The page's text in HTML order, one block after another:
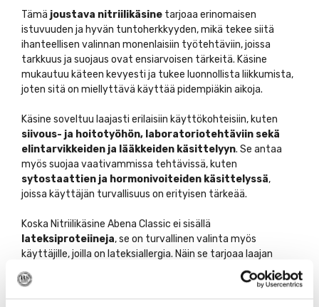
Tämä joustava nitriilikäsine tarjoaa erinomaisen
istuvuuden ja hyvän tuntoherkkyyden, mikä tekee siitä
ihanteellisen valinnan monenlaisiin työtehtäviin, joissa
tarkkuus ja suojaus ovat ensiarvoisen tärkeitä. Käsine
mukautuu käteen kevyesti ja tukee luonnollista liikkumista,
joten sitä on miellyttävä käyttää pidempiäkin aikoja.
Käsine soveltuu laajasti erilaisiin käyttökohteisiin, kuten
siivous- ja hoitotyöhön, laboratoriotehtäviin sekä
elintarvikkeiden ja lääkkeiden käsittelyyn. Se antaa
myös suojaa vaativammissa tehtävissä, kuten
sytostaattien ja hormonivoiteiden käsittelyssä,
joissa käyttäjän turvallisuus on erityisen tärkeää.
Koska Nitriilikäsine Abena Classic ei sisällä
lateksiproteiineja, se on turvallinen valinta myös
käyttäjille, joilla on lateksiallergia. Näin se tarjoaa laajan
käyttömahdollisuuden eri työympäristöissä ilman
allergiariskiä.